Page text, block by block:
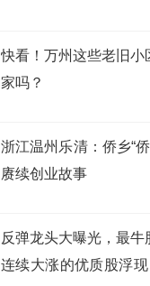
快看！万州这些老旧小
家吗？
浙江温州乐清：侨乡“
赓续创业故事
反弹龙头大曝光，最牛
连续大涨的优质股浮